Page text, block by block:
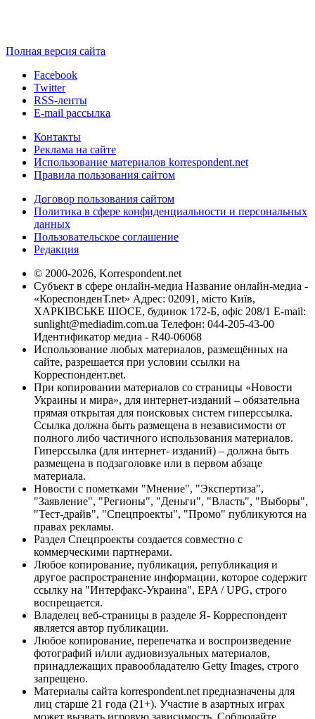
Полная версия сайта
Facebook
Twitter
RSS-ленты
E-mail рассылка
Контакты
Реклама на сайте
Использование материалов korrespondent.net
Правила пользования сайтом
Договор пользования сайтом
Политика в сфере конфиденциальности и персональных
данных
Пользовательское соглашение
Редакция
© 2000-2026, Korrespondent.net
Субъект в сфере онлайн-медиа Название онлайн-медиа -
«КореспонденТ.net» Адрес: 02091, місто Київ,
ХАРКІВСЬКЕ ШОСЕ, будинок 172-Б, офіс 208/1 E-mail:
sunlight@mediadim.com.ua Телефон: 044-205-43-00
Идентификатор медиа - R40-06068
Использование любых материалов, размещённых на
сайте, разрешается при условии ссылки на
Корреспондент.net.
При копировании материалов со страницы «Новости
Украины и мира», для интернет-изданий – обязательна
прямая открытая для поисковых систем гиперссылка.
Ссылка должна быть размещена в независимости от
полного либо частичного использования материалов.
Гиперссылка (для интернет- изданий) – должна быть
размещена в подзаголовке или в первом абзаце
материала.
Новости с пометками "Мнение", "Экспертиза",
"Заявление", "Регионы", "Деньги", "Власть", "Выборы",
"Тест-драйв", "Спецпроекты", "Промо" публикуются на
правах рекламы.
Раздел Спецпроекты создается совместно с
коммерческими партнерами.
Любое копирование, публикация, републикация и
другое распространение информации, которое содержит
ссылку на "Интерфакс-Украина", EPA / UPG, строго
воспрещается.
Владелец веб-страницы в разделе Я- Корреспондент
является автор публикации.
Любое копирование, перепечатка и воспроизведение
фотографий и/или аудиовизуальных материалов,
принадлежащих правообладателю Getty Images, строго
запрещено.
Материалы сайта korrespondent.net предназначены для
лиц старше 21 года (21+). Участие в азартных играх
может вызвать игровую зависимость. Соблюдайте